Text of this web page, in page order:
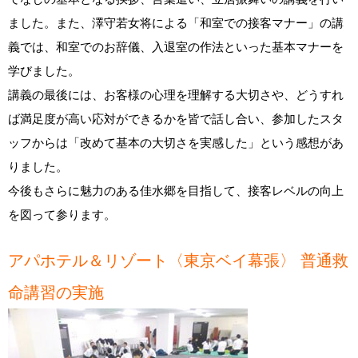
ました。また、澤守若女将による「和室での接客マナー」の講
義では、和室でのお辞儀、入退室の作法といった基本マナーを
学びました。
講義の最後には、お客様の心理を理解する大切さや、どうすれ
ば満足度が高い応対ができるかを皆で話し合い、参加したスタ
ッフからは「改めて基本の大切さを実感した」という感想があ
りました。
今後もさらに魅力のある佳水郷を目指して、接客レベルの向上
を図って参ります。
アパホテル＆リゾート〈東京ベイ幕張〉 普通救
命講習の実施